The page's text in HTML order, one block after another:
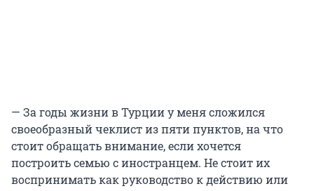
— За годы жизни в Турции у меня сложился
своеобразный чеклист из пяти пунктов, на что
стоит обращать внимание, если хочется
построить семью с иностранцем. Не стоит их
воспринимать как руководство к действию или